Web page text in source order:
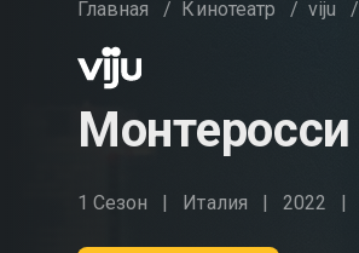
Главная / Кинотеатр / viju /
Монтеросси
1 Сезон Италия 2022